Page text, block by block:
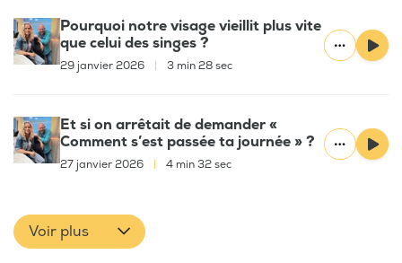
Pourquoi notre visage vieillit plus vite
que celui des singes ?
29 janvier 2026 3 min 28 sec
Et si on arrêtait de demander «
Comment s’est passée ta journée » ?
27 janvier 2026 4 min 32 sec
Voir plus